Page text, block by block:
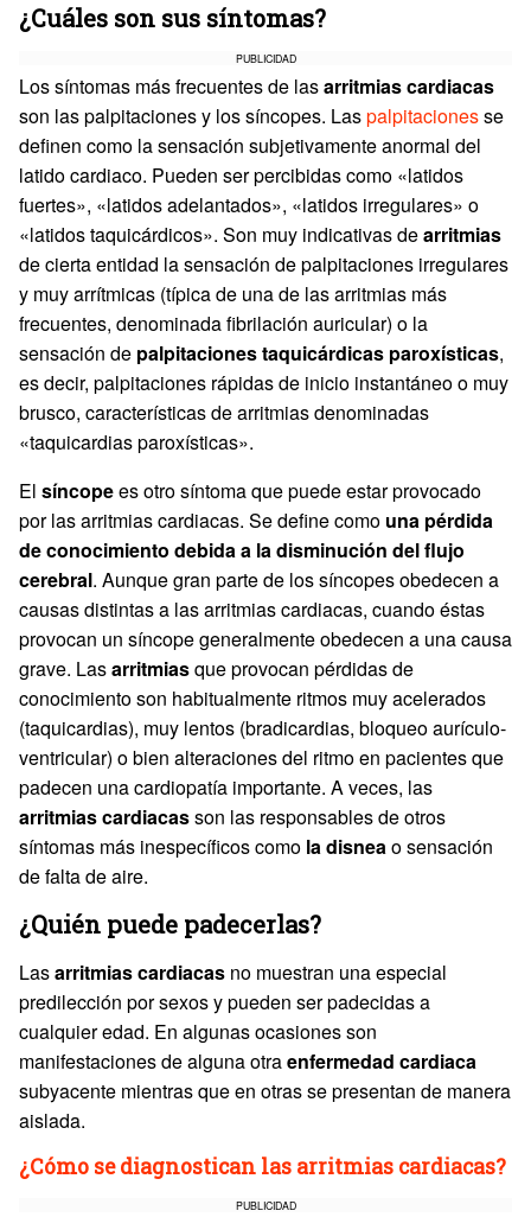
¿Cuáles son sus síntomas?
PUBLICIDAD
Los síntomas más frecuentes de lasarritmias cardiacas
son las palpitaciones y los síncopes. Laspalpitacionesse
definen como la sensación subjetivamente anormal del
latido cardiaco. Pueden ser percibidas como «latidos
fuertes», «latidos adelantados», «latidos irregulares» o
«latidos taquicárdicos». Son muy indicativas dearritmias
de cierta entidad la sensación de palpitaciones irregulares
y muy arrítmicas (típica de una de las arritmias más
frecuentes, denominada fibrilación auricular) o la
sensación de palpitaciones taquicárdicas paroxísticas,
es decir, palpitaciones rápidas de inicio instantáneo o muy
brusco, características de arritmias denominadas
«taquicardias paroxísticas».
El síncopees otro síntoma que puede estar provocado
por las arritmias cardiacas. Se define como una pérdida
de conocimiento debida a la disminución del flujo
cerebral. Aunque gran parte de los síncopes obedecen a
causas distintas a las arritmias cardiacas, cuando éstas
provocan un síncope generalmente obedecen a una causa
grave. Lasarritmiasque provocan pérdidas de
conocimiento son habitualmente ritmos muy acelerados
(taquicardias), muy lentos (bradicardias, bloqueo aurículo-
ventricular) o bien alteraciones del ritmo en pacientes que
padecen una cardiopatía importante. A veces, las
arritmias cardiacasson las responsables de otros
síntomas más inespecíficos como la disnea o sensación
de falta de aire.
¿Quién puede padecerlas?
Lasarritmias cardiacas no muestran una especial
predilección por sexos y pueden ser padecidas a
cualquier edad. En algunas ocasiones son
manifestaciones de alguna otraenfermedad cardiaca
subyacente mientras que en otras se presentan de manera
aislada.
¿Cómo se diagnostican las arritmias cardiacas?
PUBLICIDAD